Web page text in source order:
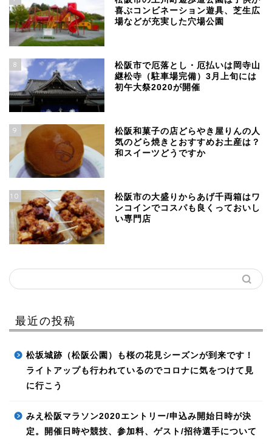
喜ぶコンビネーション遊具、芝生広
場などが充実した穴場公園
8
松阪市で厄落とし・厄払いは岡寺山
継松寺（駐車場完備）3月上旬には
初午大祭2020が開催
9
松阪和菓子の店どらやき屋りんの人
気のどら焼きとおすすめお土産は？
和スイーツどうですか
10
松阪市の大盛りからあげ千両箱はワ
ンコインでコスパも良くっておいし
い専門店
最近の投稿
松坂城跡（松阪公園）も桜の花見シーズンが到来です！
ライトアップも行われているのでコロナに気をつけて見
に行こう
みえ松阪マラソン2020エントリー/申込み開始日時が決
定。開催日時や競技、参加料、ゲスト/招待選手について